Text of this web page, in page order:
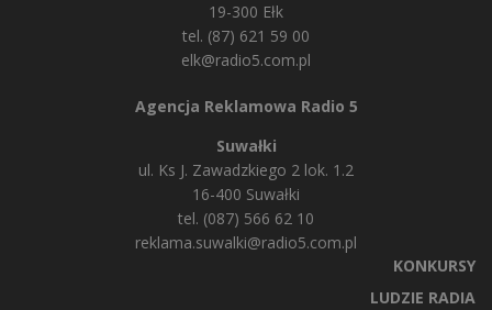
19-300 Ełk
tel. (87) 621 59 00
elk@radio5.com.pl
Agencja Reklamowa Radio 5
Suwałki
ul. Ks J. Zawadzkiego 2 lok. 1.2
16-400 Suwałki
tel. (087) 566 62 10
reklama.suwalki@radio5.com.pl
KONKURSY
LUDZIE RADIA